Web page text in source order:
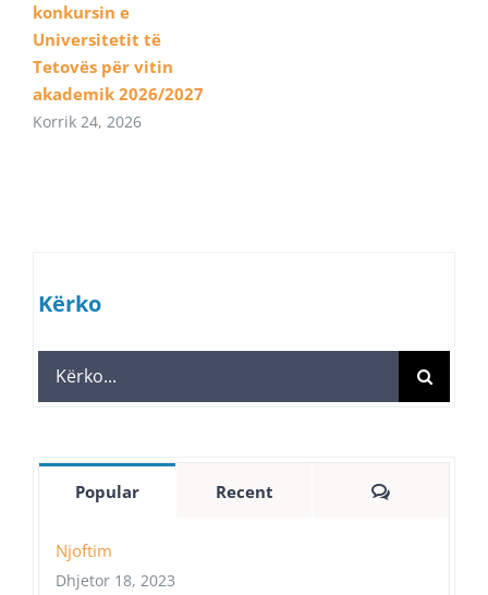
konkursin e
Universitetit të
Tetovës për vitin
akademik 2026/2027
Korrik 24, 2026
Kërko
Search
for:
Popular Recent Comments
Njoftim
Dhjetor 18, 2023